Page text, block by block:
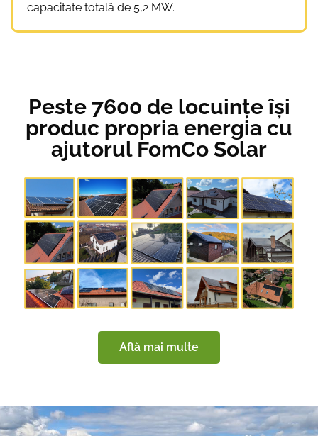
capacitate totală de 5,2 MW.
Peste 7600 de locuințe își
produc propria energia cu
ajutorul FomCo Solar
Află mai multe